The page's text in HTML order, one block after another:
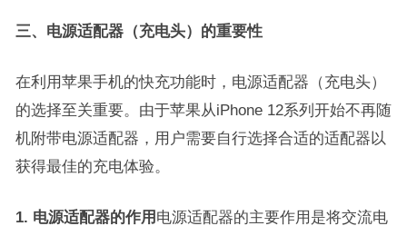
三、电源适配器（充电头）的重要性
在利用苹果手机的快充功能时，电源适配器（充电头）
的选择至关重要。由于苹果从iPhone 12系列开始不再随
机附带电源适配器，用户需要自行选择合适的适配器以
获得最佳的充电体验。
1. 电源适配器的作用 电源适配器的主要作用是将交流电